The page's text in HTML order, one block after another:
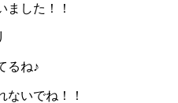
ました！！
るね♪
ないでね！！